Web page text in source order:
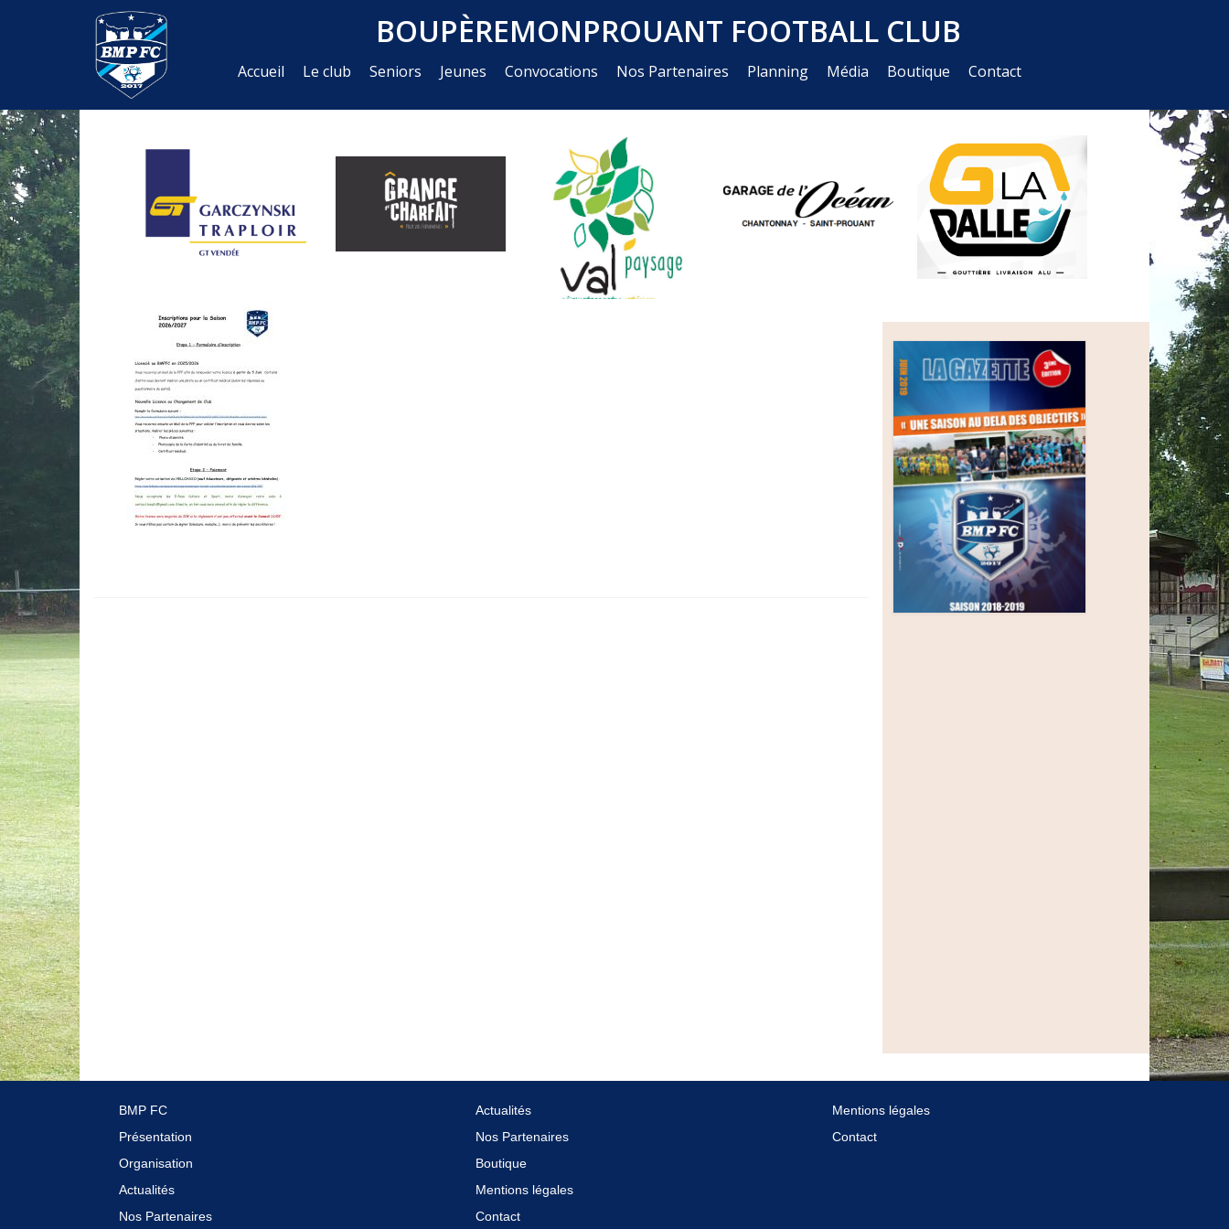
BOUPÈREMONPROUANT FOOTBALL CLUB
Accueil Le club Seniors Jeunes Convocations Nos Partenaires Planning Média Boutique Contact
BMP FC
Présentation
Organisation
Actualités
Nos Partenaires
Actualités
Nos Partenaires
Boutique
Mentions légales
Contact
Mentions légales
Contact